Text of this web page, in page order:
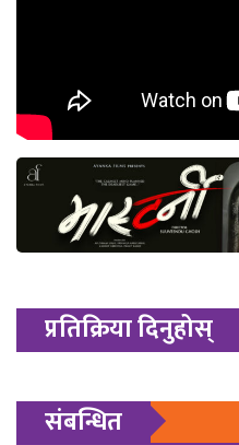
प्रतिक्रिया दिनुहोस्
संबन्धित